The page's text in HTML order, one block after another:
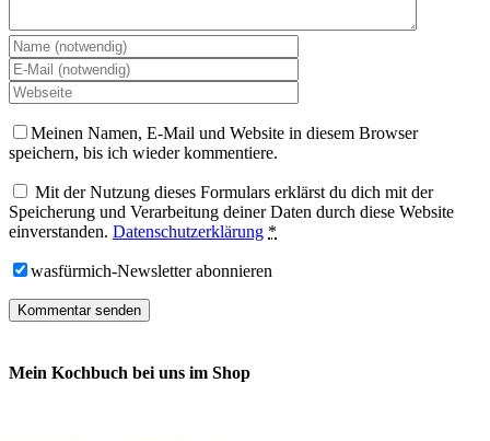
Meinen Namen, E-Mail und Website in diesem Browser
speichern, bis ich wieder kommentiere.
Mit der Nutzung dieses Formulars erklärst du dich mit der
Speicherung und Verarbeitung deiner Daten durch diese Website
einverstanden. Datenschutzerklärung *
wasfürmich-Newsletter abonnieren
Mein Kochbuch bei uns im Shop